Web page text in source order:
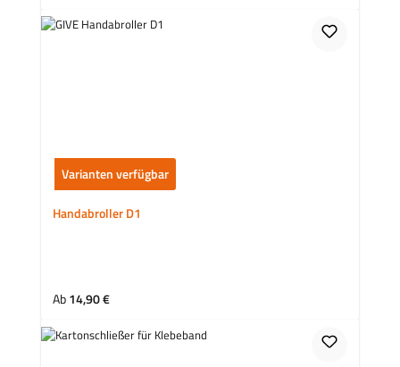
Varianten verfügbar
Handabroller D1
Regulärer Preis:
Ab14,90 €